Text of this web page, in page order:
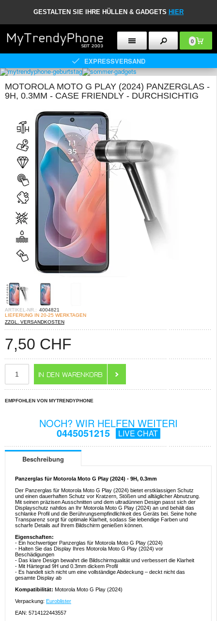
GESTALTEN SIE IHRE HÜLLEN & GADGETS HIER
0
EXPRESSVERSAND
MOTOROLA MOTO G PLAY (2024) PANZERGLAS -
9H, 0.3MM - CASE FRIENDLY - DURCHSICHTIG
ARTIKEL-NR.: 4004821
LIEFERUNG IN 20-25 WERKTAGEN
ZZGL. VERSANDKOSTEN
7,50 CHF
EMPFOHLEN VON MYTRENDYPHONE
NOCH? WIR HELFEN WEITERI
0445051215 LIVE CHAT
Beschreibung
Panzerglas für Motorola Moto G Play (2024) - 9H, 0.3mm
Der Panzerglas für Motorola Moto G Play (2024) bietet erstklassigen Schutz
und einen dauerhaften Schutz vor Kratzern, Stößen und alltäglicher Abnutzung.
Mit seinen präzisen Ausschnitten und dem ultradünnen Design passt sich der
Displayschutz nahtlos an Ihr Motorola Moto G Play (2024) an und behält das
schlanke Profil und die Berührungsempfindlichkeit des Geräts bei. Seine hohe
Transparenz sorgt für optimale Klarheit, sodass Sie lebendige Farben und
scharfe Details auf Ihrem Bildschirm genießen können.
Eigenschaften:
- Ein hochwertiger Panzerglas für Motorola Moto G Play (2024)
- Halten Sie das Display Ihres Motorola Moto G Play (2024) vor
Beschädigungen
- Das klare Design bewahrt die Bildschirmqualität und verbessert die Klarheit
- Mit Härtegrad 9H und 0.3mm dickem Profil
- Es handelt sich nicht um eine vollständige Abdeckung – deckt nicht das
gesamte Display ab
Kompatibilität: Motorola Moto G Play (2024)
Verpackung: Euroblister
EAN: 5714122443557